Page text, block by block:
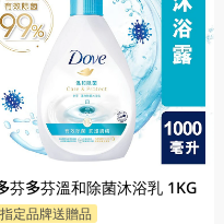
芬多芬溫和除菌沐浴乳 1KG
指定品牌送贈品